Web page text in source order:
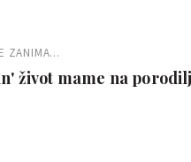
ZANIMA...
život mame na